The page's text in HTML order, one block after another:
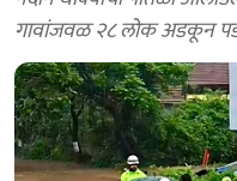
गावांजवळ २८ लोक अडकून